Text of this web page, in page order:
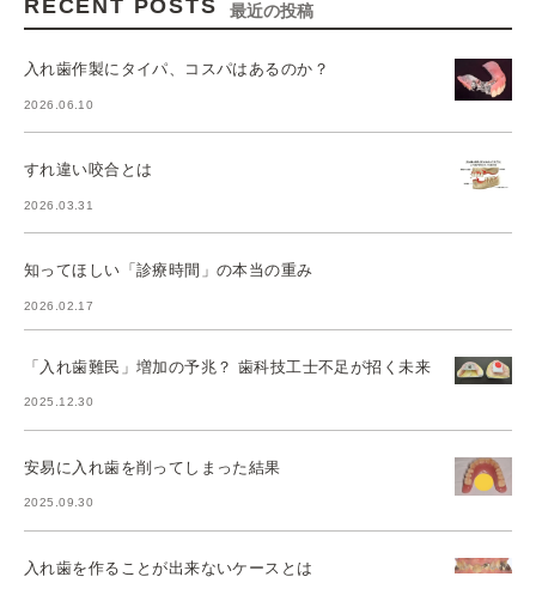
RECENT POSTS 最近の投稿
入れ歯作製にタイパ、コスパはあるのか？
2026.06.10
すれ違い咬合とは
2026.03.31
知ってほしい「診療時間」の本当の重み
2026.02.17
「入れ歯難民」増加の予兆？ 歯科技工士不足が招く未来
2025.12.30
安易に入れ歯を削ってしまった結果
2025.09.30
入れ歯を作ることが出来ないケースとは